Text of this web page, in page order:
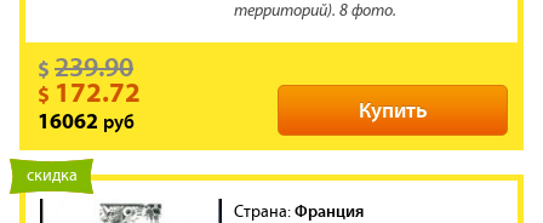
территорий). 8 фото.
Купить
$ 239.90
$ 172.72
16062 руб
новинка
скидка
Cтрана:Франция